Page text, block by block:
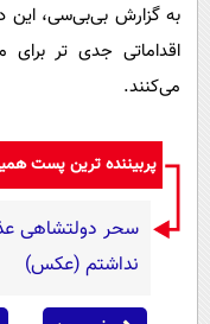
به گزارش بی‌بی‌سی، این
اقداماتی جدی تر برای
می‌کنند.
پربیننده ترین پست
سحر دولتشاهی
نداشتم (عکس)